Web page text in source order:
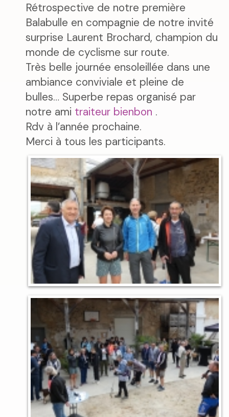
Rétrospective de notre première
Balabulle en compagnie de notre invité
surprise Laurent Brochard, champion du
monde de cyclisme sur route.
Très belle journée ensoleillée dans une
ambiance conviviale et pleine de
bulles… Superbe repas organisé par
notre ami traiteur bienbon .
Rdv à l’année prochaine.
Merci à tous les participants.